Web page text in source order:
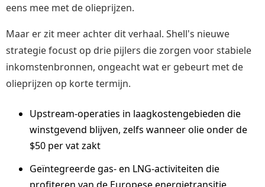
eens mee met de olieprijzen.
Maar er zit meer achter dit verhaal. Shell's nieuwe
strategie focust op drie pijlers die zorgen voor stabiele
inkomstenbronnen, ongeacht wat er gebeurt met de
olieprijzen op korte termijn.
Upstream-operaties in laagkostengebieden die
winstgevend blijven, zelfs wanneer olie onder de
$50 per vat zakt
Geïntegreerde gas- en LNG-activiteiten die